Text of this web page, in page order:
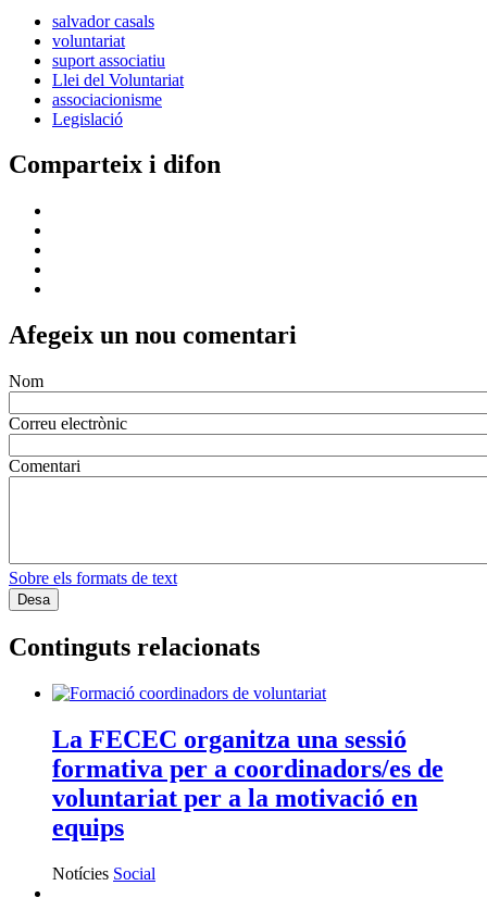
salvador casals
voluntariat
suport associatiu
Llei del Voluntariat
associacionisme
Legislació
Comparteix i difon
Afegeix un nou comentari
Nom
Correu electrònic
Comentari
Sobre els formats de text
Continguts relacionats
La FECEC organitza una sessió
formativa per a coordinadors/es de
voluntariat per a la motivació en
equips
Notícies Social